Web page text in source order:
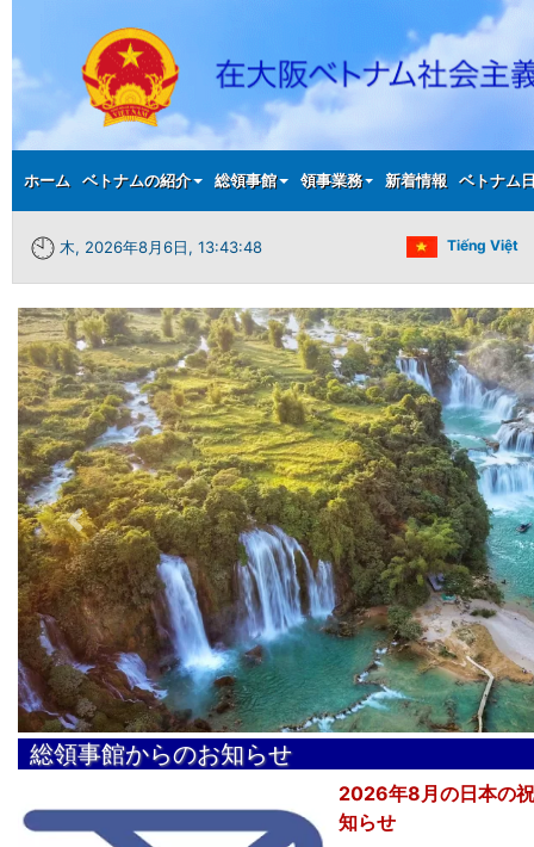
Main menu
ホーム ベトナムの紹介 総領事館 領事業務 新着情報 ベトナム
木, 2026年8月6日, 13:43:49 Tiếng Việt
前へ
総領事館からのお知らせ
2026年8月の日本の
知らせ